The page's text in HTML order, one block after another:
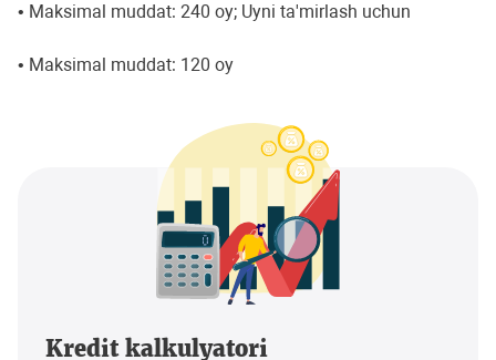
• Maksimal muddat: 240 oy; Uyni ta'mirlash uchun
• Maksimal muddat: 120 oy
Kredit kalkulyatori